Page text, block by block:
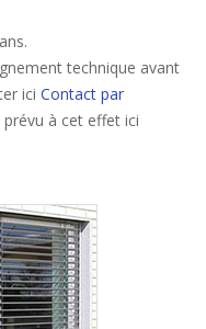
technique avant
ici Contact par
à cet effet ici